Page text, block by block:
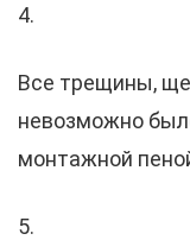
4.
Все трещины,
невозможно
монтажной
5.